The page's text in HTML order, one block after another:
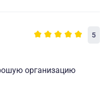
5
организацию